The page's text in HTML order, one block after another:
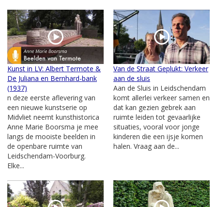
Kunst in LV: Albert Termote &
De Juliana en Bernhard-bank
(1937)
n deze eerste aflevering van
een nieuwe kunstserie op
Midvliet neemt kunsthistorica
Anne Marie Boorsma je mee
langs de mooiste beelden in
de openbare ruimte van
Leidschendam-Voorburg.
Elke...
Van de Straat Geplukt: Verkeer
aan de sluis
Aan de Sluis in Leidschendam
komt allerlei verkeer samen en
dat kan gezien gebrek aan
ruimte leiden tot gevaarlijke
situaties, vooral voor jonge
kinderen die een ijsje komen
halen. Vraag aan de...